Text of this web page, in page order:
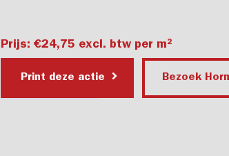
Prijs: €24,75 excl. btw per m²
Print deze actie Bezoek